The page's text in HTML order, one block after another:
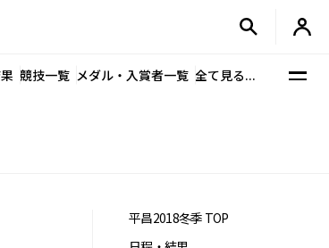
競技一覧 メダル・入賞者一覧 全て見る...
平昌2018冬季 TOP